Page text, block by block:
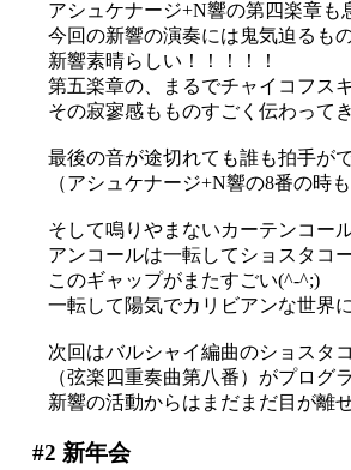
アシュケナージ+N響の第四楽章も
今回の新響の演奏には鬼気迫るも
新響素晴らしい！！！！！
第五楽章の、まるでチャイコフス
その寂寥感もものすごく伝わって
最後の音が途切れても誰も拍手が
（アシュケナージ+N響の8番の時
そして鳴りやまないカーテンコー
アンコールは一転してショスタコ
このギャップがまたすごい(^-^;)
一転して陽気でカリビアンな世界
次回はバルシャイ編曲のショスタ
（弦楽四重奏曲第八番）がプログ
新響の活動からはまだまだ目が離
#2 新年会